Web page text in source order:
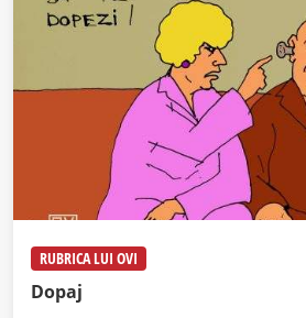
RUBRICA LUI OVI
Dopaj